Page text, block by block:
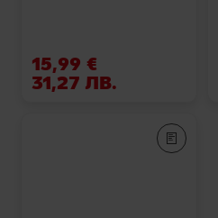
15,99 €
31,27 ЛВ.